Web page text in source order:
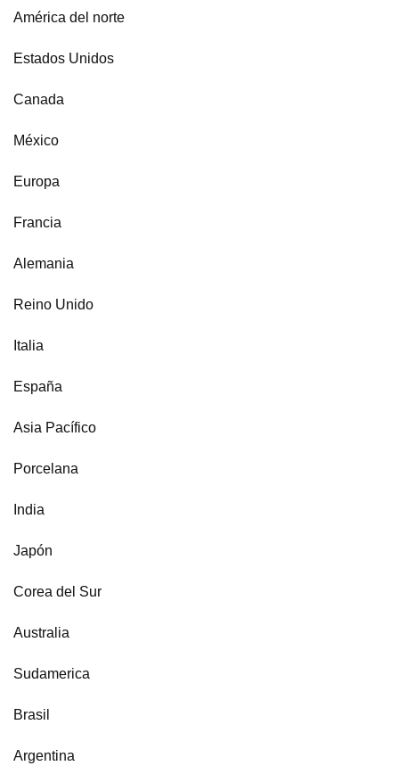
América del norte
Estados Unidos
Canada
México
Europa
Francia
Alemania
Reino Unido
Italia
España
Asia Pacífico
Porcelana
India
Japón
Corea del Sur
Australia
Sudamerica
Brasil
Argentina